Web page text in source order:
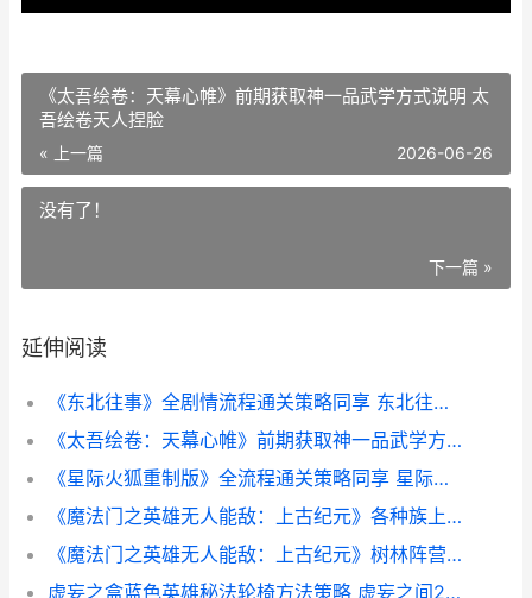
《太吾绘卷：天幕心帷》前期获取神一品武学方式说明 太
吾绘卷天人捏脸
« 上一篇 2026-06-26
没有了！
下一篇 »
延伸阅读
《东北往事》全剧情流程通关策略同享 东北往事1-5
《太吾绘卷：天幕心帷》前期获取神一品武学方式说明 太吾绘卷天人捏脸
《星际火狐重制版》全流程通关策略同享 星际火狐 krystal
《魔法门之英雄无人能敌：上古纪元》各种族上黑塔需要配置资源说明 魔法门之英雄无敌4
《魔法门之英雄无人能敌：上古纪元》树林阵营全英雄特征说明 魔法门之英雄无敌战争纪元
虚妄之盒蓝色英雄秘法轮椅方法策略 虚妄之间29层